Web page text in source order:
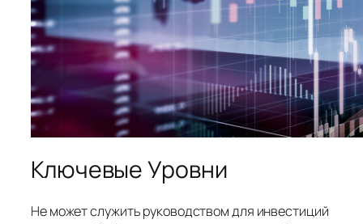
Ключевые Уровни
Не может служить руководством для инвестиций